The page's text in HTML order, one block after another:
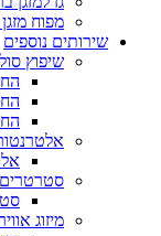
מפוח
שירותים נוספים
שיפוץ
סטרטרים
מיזוג